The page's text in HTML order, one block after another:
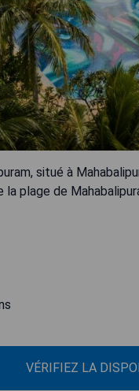
situé à
la plage de
VÉRIFIEZ LA